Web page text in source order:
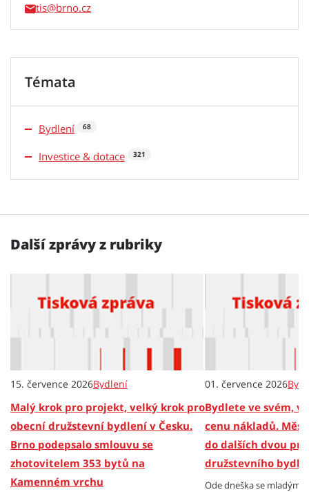
tis
Témata
Bydlení 68
Investice & dotace 321
Další zprávy z rubriky
15. července 2026Bydlení
Malý krok pro projekt, velký krok pro
obecní družstevní bydlení v Česku.
Brno podepsalo smlouvu se
zhotovitelem 353 bytů na
Kamenném vrchu
01. července 2026
Bydlete ve svém, v
cenu nákladů.
do dalších dvou
družstevního
Ode dneška se mladým